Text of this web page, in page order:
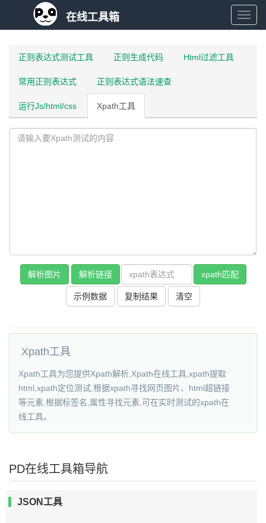
在
在线工具箱
正则表达式测试工具 正则生成代码 Html过滤工具
常用正则表达式 正则表达式语法速查
运行Js/html/css Xpath工具
解析图片 解析链接 xpath匹配
示例数据 复制结果 清空
Xpath工具
Xpath工具为您提供Xpath解析,Xpath在线工具,xpath提取
html,xpath定位测试,根据xpath寻找网页图片、html超链接
等元素,根据标签名,属性寻找元素,可在实时测试的xpath在
线工具。
PD在线工具箱导航
JSON工具